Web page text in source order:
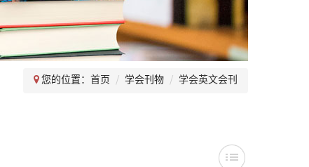
您的位置： 首页 学会刊物 学会英文会刊